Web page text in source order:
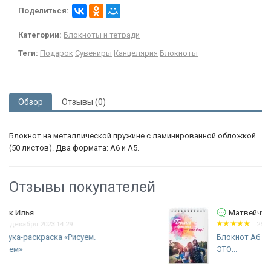
Поделиться:
Категории: Блокноты и тетради
Теги: Подарок Сувениры Канцелярия Блокноты
Обзор Отзывы (0)
Блокнот на металлической пружине с ламинированной обложкой
(50 листов). Два формата: А6 и А5.
Отзывы покупателей
25 декабря 2023 14:26
Блокнот А6 &quot;БЫТЬ РОДИТЕЛЕМ -